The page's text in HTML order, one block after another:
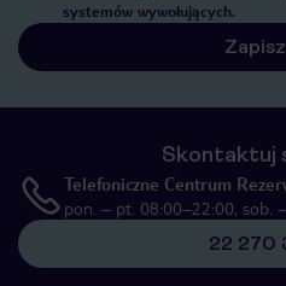
systemów wywołujących.
Skontaktuj
Telefoniczne Centrum
pon. – pt. 08:00–22:00, sob.
22 270